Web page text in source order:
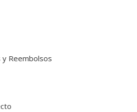
y Reembolsos